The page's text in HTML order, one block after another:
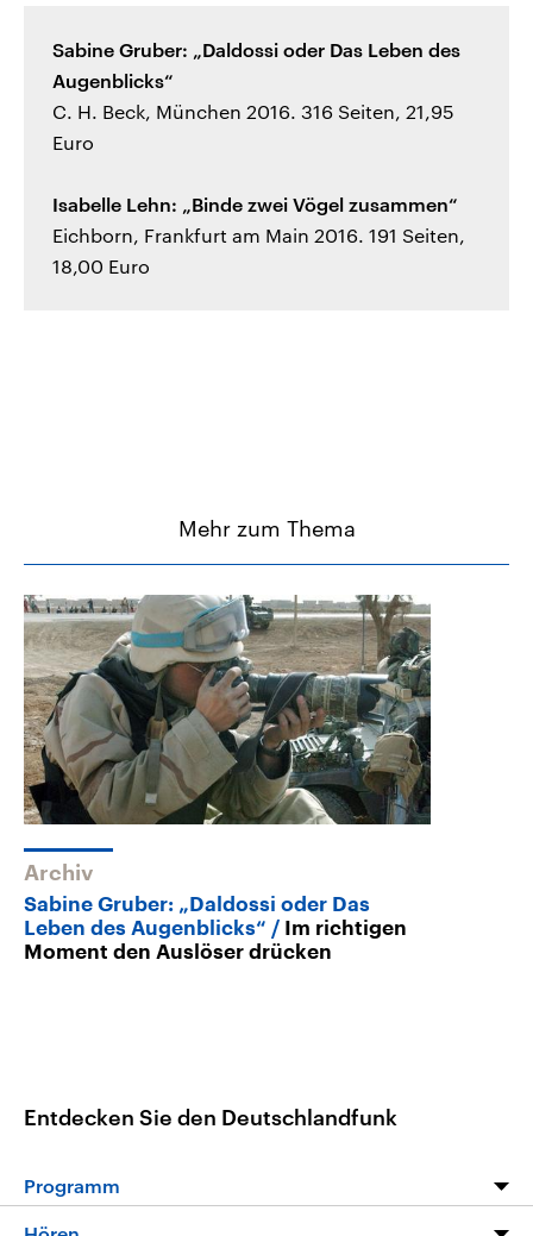
Sabine Gruber: „Daldossi oder Das Leben des
Augenblicks“
C. H. Beck, München 2016. 316 Seiten, 21,95
Euro
Isabelle Lehn: „Binde zwei Vögel zusammen“
Eichborn, Frankfurt am Main 2016. 191 Seiten,
18,00 Euro
Mehr zum Thema
Archiv
Sabine Gruber: „Daldossi oder Das
Leben des Augenblicks“
Im richtigen
Moment den Auslöser drücken
Entdecken Sie den Deutschlandfunk
Programm
Programm